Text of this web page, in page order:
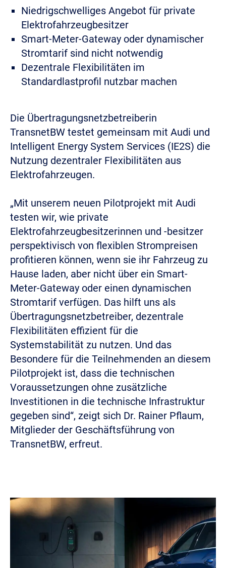
Niedrigschwelliges Angebot für private
Elektrofahrzeugbesitzer
Smart-Meter-Gateway oder dynamischer
Stromtarif sind nicht notwendig
Dezentrale Flexibilitäten im
Standardlastprofil nutzbar machen
Die Übertragungsnetzbetreiberin
TransnetBW testet gemeinsam mit Audi und
Intelligent Energy System Services (IE2S) die
Nutzung dezentraler Flexibilitäten aus
Elektrofahrzeugen.
„Mit unserem neuen Pilotprojekt mit Audi
testen wir, wie private
Elektrofahrzeugbesitzerinnen und ‑besitzer
perspektivisch von flexiblen Strompreisen
profitieren können, wenn sie ihr Fahrzeug zu
Hause laden, aber nicht über ein Smart-
Meter-Gateway oder einen dynamischen
Stromtarif verfügen. Das hilft uns als
Übertragungsnetzbetreiber, dezentrale
Flexibilitäten effizient für die
Systemstabilität zu nutzen. Und das
Besondere für die Teilnehmenden an diesem
Pilotprojekt ist, dass die technischen
Voraussetzungen ohne zusätzliche
Investitionen in die technische Infrastruktur
gegeben sind“, zeigt sich Dr. Rainer Pflaum,
Mitglieder der Geschäftsführung von
TransnetBW, erfreut.
Image